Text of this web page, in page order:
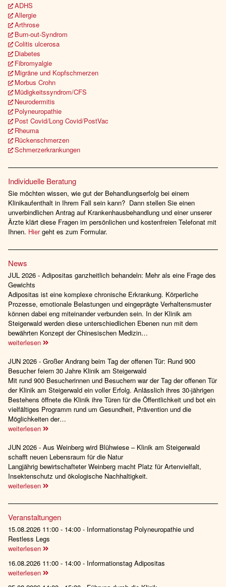
ADHS
Allergie
Arthrose
Burn-out-Syndrom
Colitis ulcerosa
Diabetes
Fibromyalgie
Migräne und Kopfschmerzen
Morbus Crohn
Müdigkeitssyndrom/CFS
Neurodermitis
Polyneuropathie
Post Covid/Long Covid/PostVac
Rheuma
Rückenschmerzen
Schmerzerkrankungen
Individuelle Beratung
Sie möchten wissen, wie gut der Behandlungserfolg bei einem
Klinikaufenthalt in Ihrem Fall sein kann? Dann stellen Sie einen
unverbindlichen Antrag auf Krankenhausbehandlung und einer unserer
Ärzte klärt diese Fragen im persönlichen und kostenfreien Telefonat mit
Ihnen. Hiergeht es zum Formular.
News
JUL 2026 - Adipositas ganzheitlich behandeln: Mehr als eine Frage des
Gewichts
Adipositas ist eine komplexe chronische Erkrankung. Körperliche
Prozesse, emotionale Belastungen und eingeprägte Verhaltensmuster
können dabei eng miteinander verbunden sein. In der Klinik am
Steigerwald werden diese unterschiedlichen Ebenen nun mit dem
bewährten Konzept der Chinesischen Medizin…
weiterlesen
JUN 2026 - Großer Andrang beim Tag der offenen Tür: Rund 900
Besucher feiern 30 Jahre Klinik am Steigerwald
Mit rund 900 Besucherinnen und Besuchern war der Tag der offenen Tür
der Klinik am Steigerwald ein voller Erfolg. Anlässlich ihres 30-jährigen
Bestehens öffnete die Klinik ihre Türen für die Öffentlichkeit und bot ein
vielfältiges Programm rund um Gesundheit, Prävention und die
Möglichkeiten der…
weiterlesen
JUN 2026 - Aus Weinberg wird Blühwiese – Klinik am Steigerwald
schafft neuen Lebensraum für die Natur
Langjährig bewirtschafteter Weinberg macht Platz für Artenvielfalt,
Insektenschutz und ökologische Nachhaltigkeit.
weiterlesen
Veranstaltungen
15.08.2026 11:00 - 14:00 - Informationstag Polyneuropathie und
Restless Legs
weiterlesen
16.08.2026 11:00 - 14:00 - Informationstag Adipositas
weiterlesen